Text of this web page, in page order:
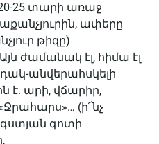
25 տարի առաջ
ափերը
թիզը)
ժամանակ էլ, հիմա էլ
անվերահսկելի
է. արի, վճարիր,
(ի՜նչ
գոտի